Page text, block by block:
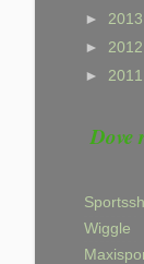
► 2013
► 2012
► 2011
Dove
Wiggle